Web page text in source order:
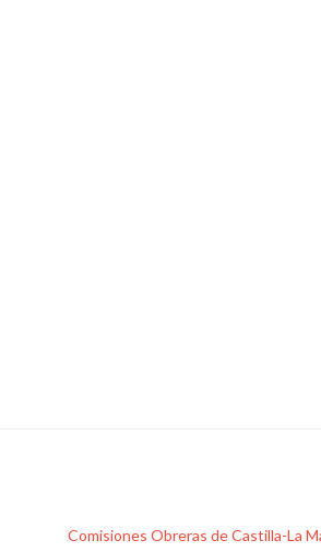
Comisiones Obreras de Castilla-La